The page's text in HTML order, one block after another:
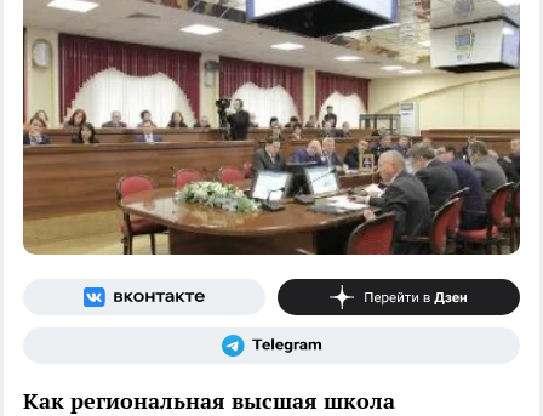
Как региональная высшая школа